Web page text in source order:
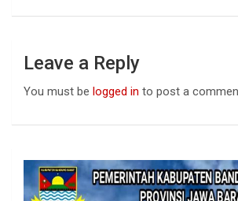
Leave a Reply
You must be logged in to post a